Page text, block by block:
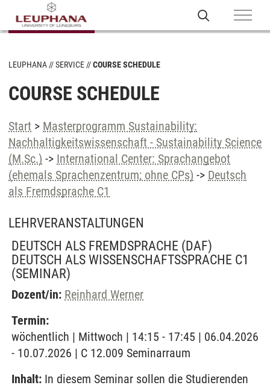
LEUPHANA SERVICE COURSE SCHEDULE
COURSE SCHEDULE
Start > Masterprogramm Sustainability:
Nachhaltigkeitswissenschaft - Sustainability Science
(M.Sc.) -> International Center: Sprachangebot
(ehemals Sprachenzentrum; ohne CPs) -> Deutsch
als Fremdsprache C1
LEHRVERANSTALTUNGEN
DEUTSCH ALS FREMDSPRACHE (DAF)
DEUTSCH ALS WISSENSCHAFTSSPRACHE C1
(SEMINAR)
Dozent/in: Reinhard Werner
Termin:
wöchentlich | Mittwoch | 14:15 - 17:45 | 06.04.2026
- 10.07.2026 | C 12.009 Seminarraum
Inhalt: In diesem Seminar sollen die Studierenden